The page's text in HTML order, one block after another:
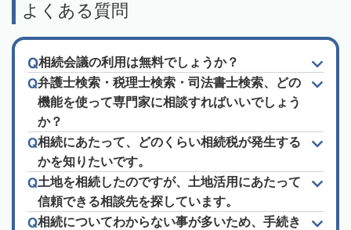
よくある質問
相続会議の利用は無料でしょうか？
弁護士検索・税理士検索・司法書士検索、どの
機能を使って専門家に相談すればいいでしょう
か？
相続にあたって、どのくらい相続税が発生する
かを知りたいです。
土地を相続したのですが、土地活用にあたって
信頼できる相談先を探しています。
相続についてわからない事が多いため、手続き